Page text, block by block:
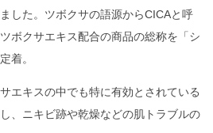
した。ツボクサの語源からCICAと呼
ボクサエキス配合の商品の総称を「シ
着。
エキスの中でも特に有効とされている
、ニキビ跡や乾燥などの肌トラブルの